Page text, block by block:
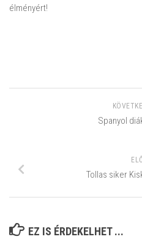
élményért!
Spanyol
Tollas siker
EZ IS ÉRDEKELHET ...